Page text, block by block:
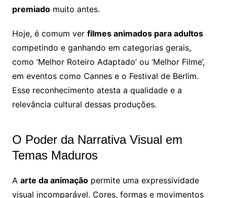
premiadomuito antes.
Hoje, é comum ver filmes animados para adultos
competindo e ganhando em categorias gerais,
como ‘Melhor Roteiro Adaptado’ ou ‘Melhor Filme’,
em eventos como Cannes e o Festival de Berlim.
Esse reconhecimento atesta a qualidade e a
relevância cultural dessas produções.
O Poder da Narrativa Visual em
Temas Maduros
A arte da animaçãopermite uma expressividade
visual incomparável. Cores, formas e movimentos